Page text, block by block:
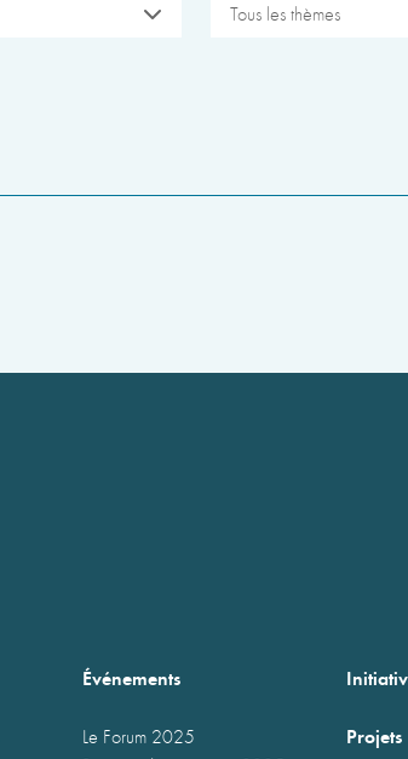
Tous les thèmes
Événements
Le Forum 2025
Projets